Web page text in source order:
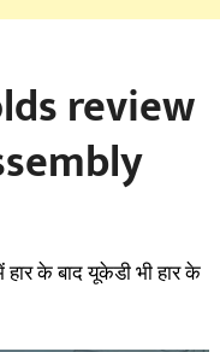
review
हार के बाद यूकेडी भी हार के